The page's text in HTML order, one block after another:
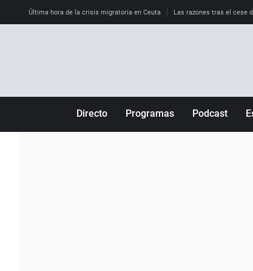
Última hora de la crisis migratoria en Ceuta Las razones tras el cese
Directo Programas Podcast